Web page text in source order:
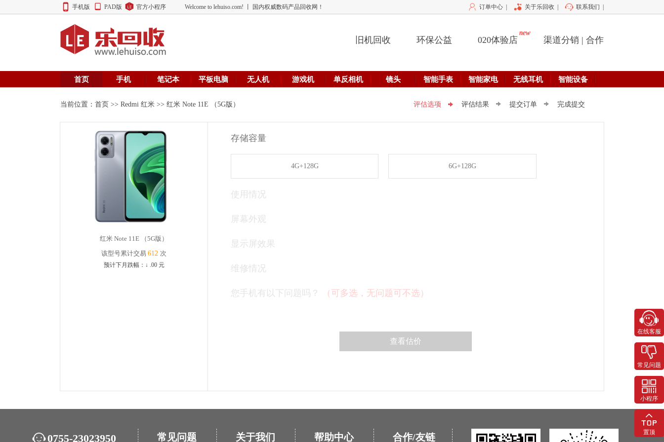
手机版 PAD版 官方小程序 Welcome to lehuiso.com! 丨 国内权威数码产品回收网！ 联系我们
关于乐回收
订单中心
旧机回收 环保公益 020体验店
new
渠道分销 | 合作
首页 手机 笔记本 平板电脑 无人机 游戏机 单反相机 镜头 智能手表 智能家电 无线耳机 智能设备
当前位置： 首页 >> Redmi 红米 >> 红米 Note 11E （5G版） 评估选项 评估结果 提交订单 完成提交
红米 Note 11E （5G版）
该型号累计交易 612 次
预计下月跌幅： ↓ .00元
存储容量
4G+128G 6G+128G
使用情况
屏幕外观
显示屏效果
维修情况
您手机有以下问题吗？ （可多选，无问题可不选）
0755-23023950 常见问题 关于我们 帮助中心 合作/友链
在线客服
常见问题
小程序
置顶